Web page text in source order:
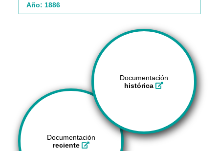
Año: 1886
Documentación
histórica
Documentación
reciente